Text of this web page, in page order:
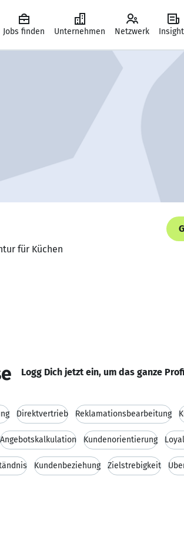
Jobs finden Unternehmen Netzwerk
für Küchen
Logg Dich jetzt ein, um das ganze
Direktvertrieb Reklamationsbearbeitung
Angebotskalkulation Kundenorientierung
Kundenbeziehung Zielstrebigkeit